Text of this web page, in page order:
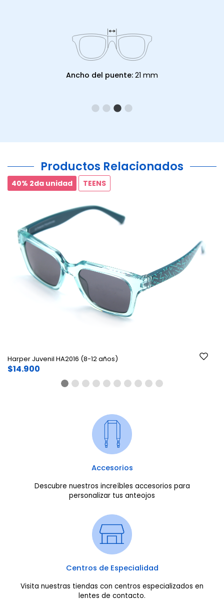
Ancho del puente: 21 mm
Productos Relacionados
40% 2da unidad TEENS
Harper Juvenil HA2016 (8-12 años)
$14.900
Accesorios
Descubre nuestros increíbles accesorios para
personalizar tus anteojos
Centros de Especialidad
Visita nuestras tiendas con centros especializados en
lentes de contacto.